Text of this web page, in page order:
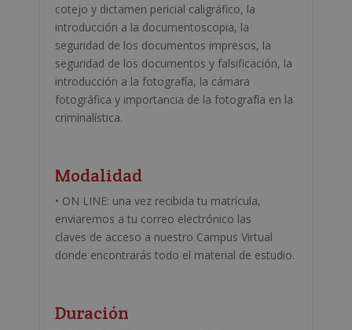
cotejo y dictamen pericial caligráfico, la
introducción a la documentoscopia, la
seguridad de los documentos impresos, la
seguridad de los documentos y falsificación, la
introducción a la fotografía, la cámara
fotográfica y importancia de la fotografía en la
criminalística.
Modalidad
• ON LINE: una vez recibida tu matrícula,
enviaremos a tu correo electrónico las
claves de acceso a nuestro Campus Virtual
donde encontrarás todo el material de estudio.
Duración